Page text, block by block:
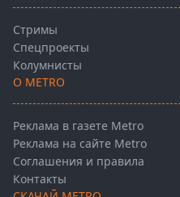
Стримы
Спецпроекты
Колумнисты
О METRO
Реклама в газете Metro
Реклама на сайте Metro
Соглашения и правила
Контакты